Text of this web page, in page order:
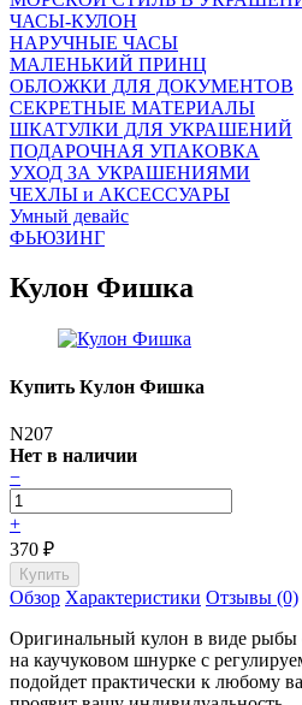
ЧАСЫ-КУЛОН
НАРУЧНЫЕ ЧАСЫ
МАЛЕНЬКИЙ ПРИНЦ
ОБЛОЖКИ ДЛЯ ДОКУМЕНТОВ
СЕКРЕТНЫЕ МАТЕРИАЛЫ
ШКАТУЛКИ ДЛЯ УКРАШЕНИЙ
ПОДАРОЧНАЯ УПАКОВКА
УХОД ЗА УКРАШЕНИЯМИ
ЧEХЛЫ и АКСЕССУАРЫ
Умный девайс
ФЬЮЗИНГ
Кулон Фишка
Купить Кулон Фишка
N207
Нет в наличии
−
+
370 ₽
Обзор Характеристики Отзывы (0)
Оригинальный кулон в виде рыбы
на каучуковом шнурке с
подойдет практически к любому